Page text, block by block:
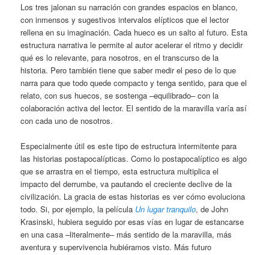
Los tres jalonan su narración con grandes espacios en blanco,
con inmensos y sugestivos intervalos elípticos que el lector
rellena en su imaginación. Cada hueco es un salto al futuro. Esta
estructura narrativa le permite al autor acelerar el ritmo y decidir
qué es lo relevante, para nosotros, en el transcurso de la
historia. Pero también tiene que saber medir el peso de lo que
narra para que todo quede compacto y tenga sentido, para que el
relato, con sus huecos, se sostenga –equilibrado– con la
colaboración activa del lector. El sentido de la maravilla varía así
con cada uno de nosotros.
Especialmente útil es este tipo de estructura intermitente para
las historias postapocalípticas. Como lo postapocalíptico es algo
que se arrastra en el tiempo, esta estructura multiplica el
impacto del derrumbe, va pautando el creciente declive de la
civilización. La gracia de estas historias es ver cómo evoluciona
todo. Si, por ejemplo, la película Un lugar tranquilo, de John
Krasinski, hubiera seguido por esas vías en lugar de estancarse
en una casa –literalmente– más sentido de la maravilla, más
aventura y supervivencia hubiéramos visto. Más futuro